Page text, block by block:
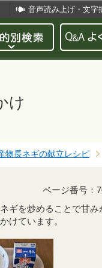
音声読み上げ・文字
け
物長ネギの献立レシピ
ページ番号：
ギを炒めることで甘
けています。